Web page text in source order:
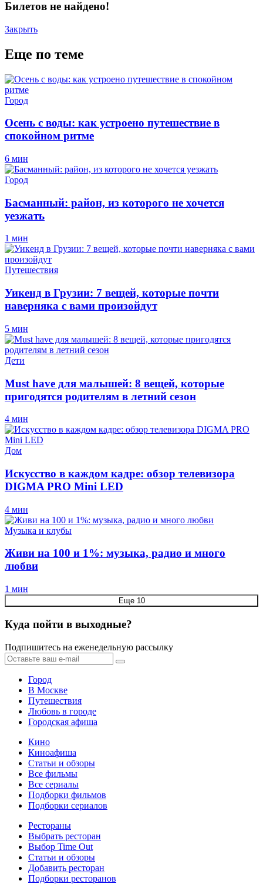
Билетов не найдено!
Закрыть
Еще по теме
Город
Осень с воды: как устроено путешествие в
спокойном ритме
6 мин
Город
Басманный: район, из которого не хочется
уезжать
1 мин
Путешествия
Уикенд в Грузии: 7 вещей, которые почти
наверняка с вами произойдут
5 мин
Дети
Must have для малышей: 8 вещей, которые
пригодятся родителям в летний сезон
4 мин
Дом
Искусство в каждом кадре: обзор телевизора
DIGMA PRO Mini LED
4 мин
Музыка и клубы
Живи на 100 и 1%: музыка, радио и много
любви
1 мин
Еще 10
Куда пойти в выходные?
Подпишитесь на еженедельную рассылку
Город
В Москве
Путешествия
Любовь в городе
Городская афиша
Кино
Киноафиша
Статьи и обзоры
Все фильмы
Все сериалы
Подборки фильмов
Подборки сериалов
Рестораны
Выбрать ресторан
Выбор Time Out
Статьи и обзоры
Добавить ресторан
Подборки ресторанов